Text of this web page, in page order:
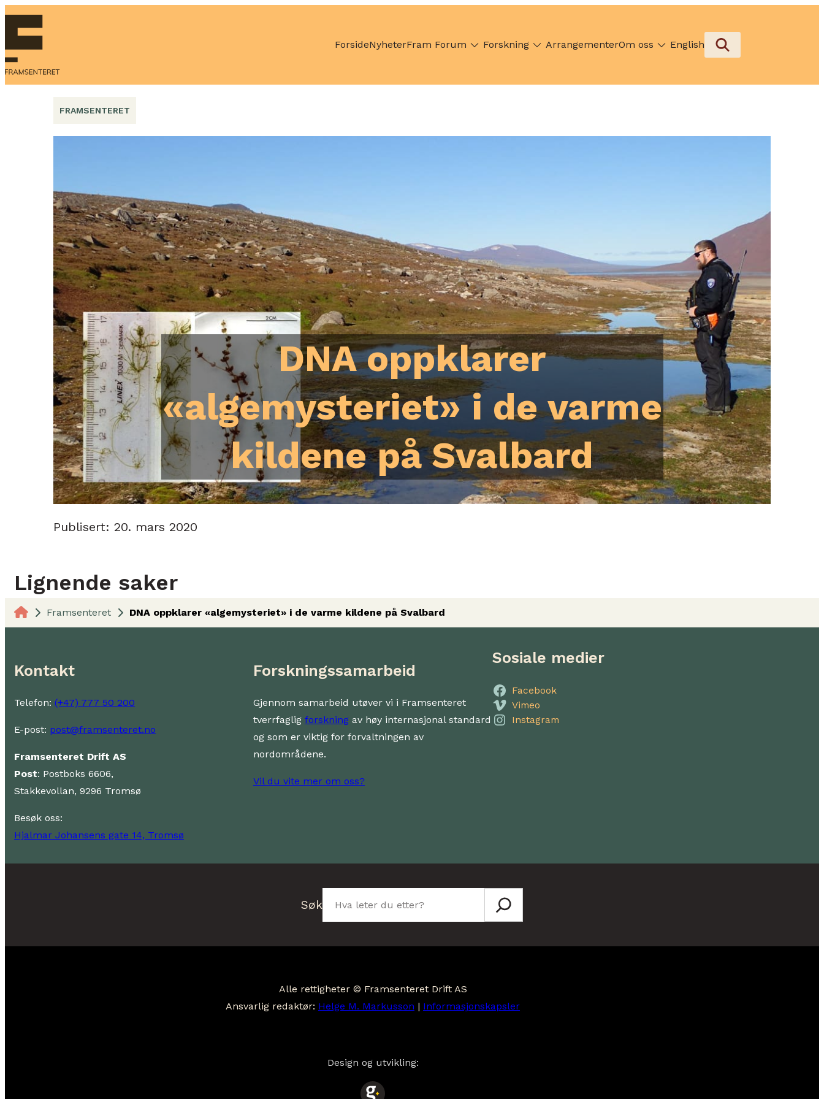
Hopp
innhold
ForsideNyheterFram Forum Forskning ArrangementerOm oss English
FRAMSENTERET
DNA oppklarer
«algemysteriet» i de varme
kildene på Svalbard
Publisert: 20. mars 2020
Lignende saker
Framsenteret DNA oppklarer «algemysteriet» i de varme kildene på Svalbard
Kontakt
Telefon: (+47) 777 50 200
E-post: post@framsenteret.no
Framsenteret Drift AS
Post: Postboks 6606,
Stakkevollan, 9296 Tromsø
Besøk oss:
Hjalmar Johansens gate 14, Tromsø
Forskningssamarbeid
Gjennom samarbeid utøver vi i Framsenteret
tverrfaglig forskning av høy internasjonal standard
og som er viktig for forvaltningen av
nordområdene.
Vil du vite mer om oss?
Sosiale medier
Facebook
Vimeo
Instagram
Søk
Alle rettigheter © Framsenteret Drift AS
Ansvarlig redaktør: Helge M. Markusson | Informasjonskapsler
Design og utvikling: